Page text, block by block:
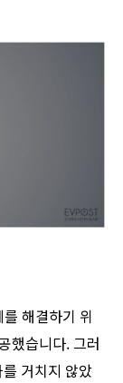
해결하기 위
했습니다. 그러
거치지 않았